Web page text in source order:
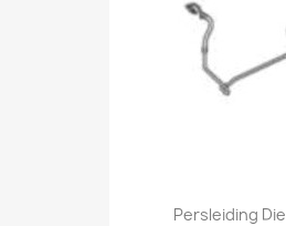
Persleiding